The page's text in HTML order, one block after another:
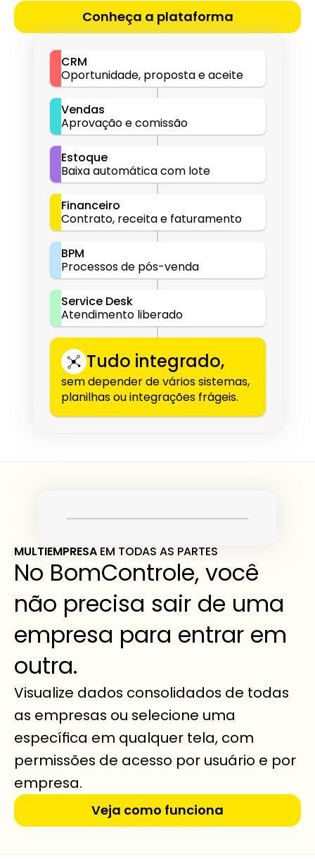
Conheça a plataforma
CRM
Oportunidade, proposta e aceite
Vendas
Aprovação e comissão
Estoque
Baixa automática com lote
Financeiro
Contrato, receita e faturamento
BPM
Processos de pós-venda
Service Desk
Atendimento liberado
Tudo integrado,
sem depender de vários sistemas,
planilhas ou integrações frágeis.
MULTIEMPRESA EM TODAS AS PARTES
No BomControle, você
não precisa sair de uma
empresa para entrar em
outra.
Visualize dados consolidados de todas
as empresas ou selecione uma
específica em qualquer tela, com
permissões de acesso por usuário e por
empresa.
Veja como funciona